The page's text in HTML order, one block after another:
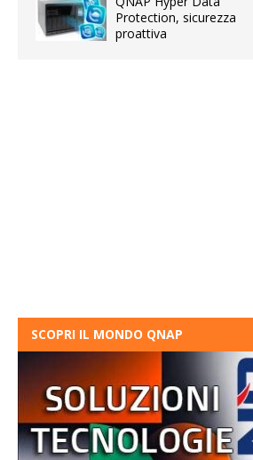
Protection, sicurezza
proattiva
SCOPRI IL MONDO QNAP